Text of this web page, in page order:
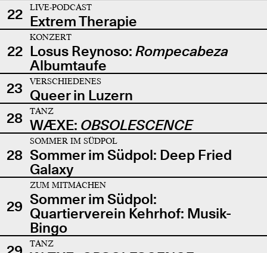
22
LIVE-PODCAST
Extrem Therapie
22
KONZERT
Losus Reynoso: Rompecabeza
Albumtaufe
23
VERSCHIEDENES
Queer in Luzern
28
TANZ
WÆXE: OBSOLESCENCE
28
SOMMER IM SÜDPOL
Sommer im Südpol: Deep Fried
Galaxy
29
ZUM MITMACHEN
Sommer im Südpol:
Quartierverein Kehrhof: Musik-
Bingo
TANZ